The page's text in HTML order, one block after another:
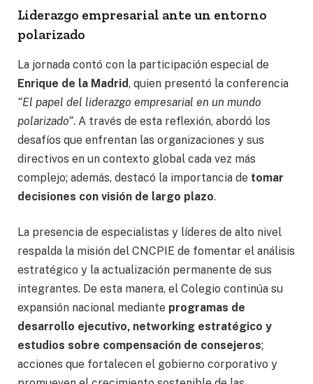
Liderazgo empresarial ante un entorno
polarizado
La jornada contó con la participación especial de
Enrique de la Madrid, quien presentó la conferencia
“El papel del liderazgo empresarial en un mundo
polarizado”. A través de esta reflexión, abordó los
desafíos que enfrentan las organizaciones y sus
directivos en un contexto global cada vez más
complejo; además, destacó la importancia de tomar
decisiones con visión de largo plazo.
La presencia de especialistas y líderes de alto nivel
respalda la misión del CNCPIE de fomentar el análisis
estratégico y la actualización permanente de sus
integrantes. De esta manera, el Colegio continúa su
expansión nacional mediante programas de
desarrollo ejecutivo, networking estratégico y
estudios sobre compensación de consejeros;
acciones que fortalecen el gobierno corporativo y